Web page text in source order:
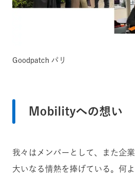
Goodpatch パリ
Mobilityへの想い
我々はメンバーとして、また企
大いなる情熱を捧げている。何